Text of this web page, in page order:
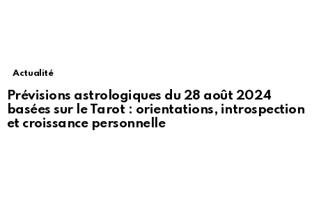
Actualité
Prévisions astrologiques du 28 août 2024
basées sur le Tarot : orientations, introspection
et croissance personnelle